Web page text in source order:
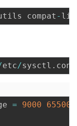
compat -
etc/sysctl .
= 9000
65500